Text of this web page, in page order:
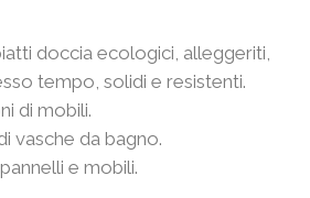
doccia ecologici, alleggeriti,
tempo, solidi e resistenti.
di mobili.
vasche da bagno.
e mobili.